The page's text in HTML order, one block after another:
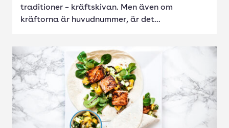
traditioner – kräftskivan. Men även om
kräftorna är huvudnummer, är det...